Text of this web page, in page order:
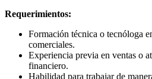
Requerimientos:
Formación técnica o tecnóloga
comerciales.
Experiencia previa en ventas o
financiero.
Habilidad para trabajar de